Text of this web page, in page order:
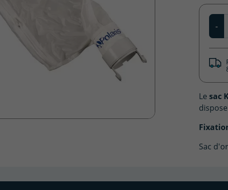
Qté
-
Le sac
Sac